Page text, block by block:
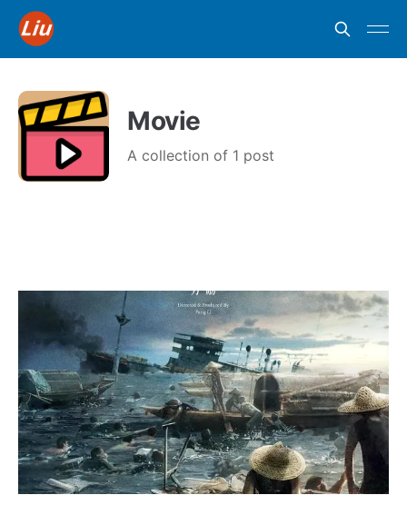
Movie
A collection of 1 post